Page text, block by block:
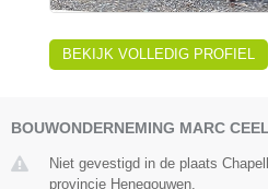
BEKIJK VOLLEDIG PROFIEL
BOUWONDERNEMING MARC
Niet gevestigd in de plaats
provincie Henegouwen.